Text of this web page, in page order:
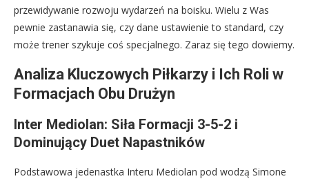
przewidywanie rozwoju wydarzeń na boisku. Wielu z Was
pewnie zastanawia się, czy dane ustawienie to standard, czy
może trener szykuje coś specjalnego. Zaraz się tego dowiemy.
Analiza Kluczowych Piłkarzy i Ich Roli w
Formacjach Obu Drużyn
Inter Mediolan: Siła Formacji 3-5-2 i
Dominujący Duet Napastników
Podstawowa jedenastka Interu Mediolan pod wodzą Simone